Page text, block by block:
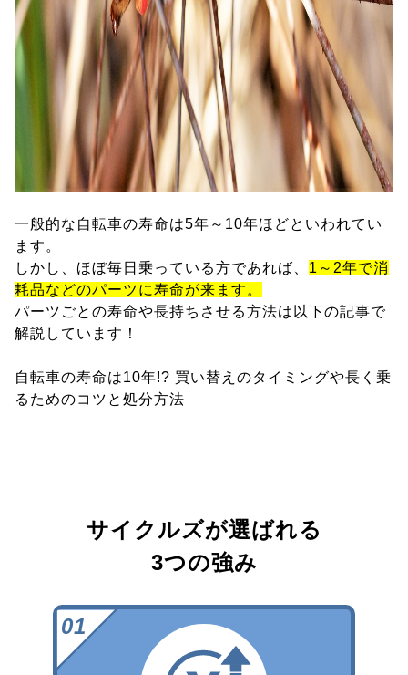
一般的な自転車の寿命は5年～10年ほどといわれてい
ます。
しかし、ほぼ毎日乗っている方であれば、 1～2年で消
耗品などのパーツに寿命が来ます。
パーツごとの寿命や長持ちさせる方法は以下の記事で
解説しています！
自転車の寿命は10年!? 買い替えのタイミングや長く乗
るためのコツと処分方法
サイクルズが選ばれる
3つの強み